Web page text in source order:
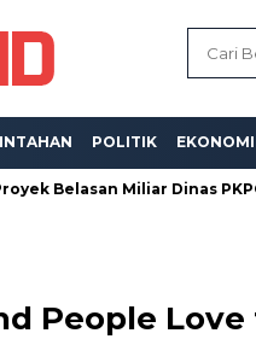
POLITIK EKONOMI
Miliar Dinas PKPCK
People